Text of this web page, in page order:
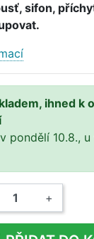
sifon,
ihned k
pondělí 10.8.,
+